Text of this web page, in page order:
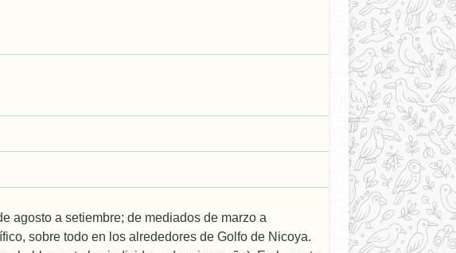
agosto a setiembre; de mediados de marzo a
sobre todo en los alrededores de Golfo de Nicoya.